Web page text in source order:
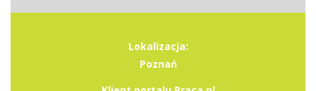
Lokalizacja:
Poznań